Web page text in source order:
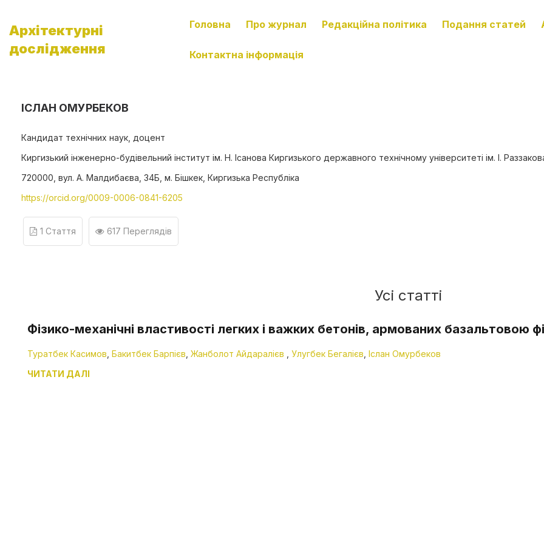
Архітектурні
дослідження
Головна Про журнал Редакційна політика Подання статей
Контактна інформація
ІСЛАН ОМУРБЕКОВ
Кандидат технічних наук, доцент
Киргизький інженерно-будівельний інститут ім. Н. Ісанова Киргизького державного технічному університеті ім. І.
720000, вул. А. Малдибаєва, 34Б, м. Бішкек, Киргизька Республіка
https://orcid.org/0009-0006-0841-6205
1 Стаття 617 Переглядів
Усі статті
Фізико-механічні властивості легких і важких бетонів, армованих базальтовою
Туратбек Касимов Бакитбек Барпієв Жанболот Айдаралієв Улугбек Бегалієв Іслан Омурбеков
ЧИТАТИ ДАЛІ